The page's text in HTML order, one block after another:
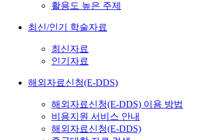
활용도 높은 주제
최신/인기 학술자료
최신자료
인기자료
해외자료신청(E-DDS)
해외자료신청(E-DDS) 이용 방법
비용지원 서비스 안내
해외자료신청(E-DDS)